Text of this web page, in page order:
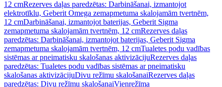
12 cmRezerves daļas paredzētas: Darbināšanai, izmantojot
elektrotīklu, Geberit Omega zemapmetuma skalojamām tvertnēm,
12 cmDarbināšanai, izmantojot baterijas, Geberit Sigma
zemapmetuma skalojamām tvertnēm, 12 cmRezerves daļas
paredzētas: Darbināšanai, izmantojot baterijas, Geberit Sigma
zemapmetuma skalojamām tvertnēm, 12 cmTualetes podu vadības
sistēmas ar pneimatisku skalošanas aktivizācijuRezerves daļas
paredzētas: Tualetes podu vadības sistēmas ar pneimatisku
skalošanas aktivizācijuDivu režīmu skalošanaiRezerves daļas
paredzētas: Divu režīmu skalošanaiVienrežīma